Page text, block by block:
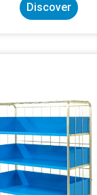
Discover